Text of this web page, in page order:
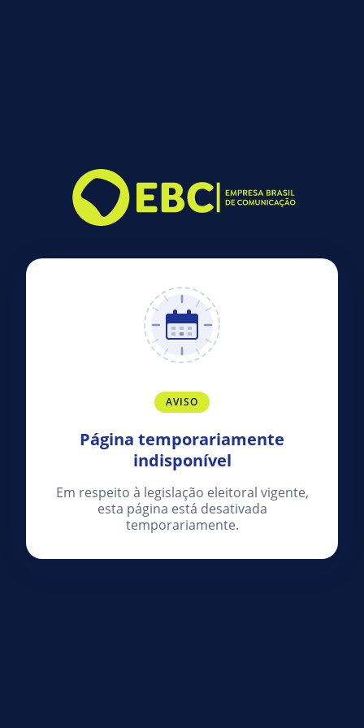
AVISO
Página temporariamente
indisponível
Em respeito à legislação eleitoral vigente,
esta página está desativada
temporariamente.